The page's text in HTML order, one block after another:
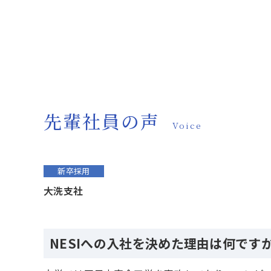
先輩社員の声 Voice
新卒採用
大洗支社
NESIへの入社を決めた理由は何です